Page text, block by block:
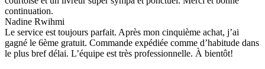
continuation.
Nadine Rwihmi
Le service est toujours parfait. Après mon cinquième achat, j’ai
gagné le 6ème gratuit. Commande expédiée comme d’habitude dans
le plus bref délai. L’équipe est très professionnelle. À bientôt!